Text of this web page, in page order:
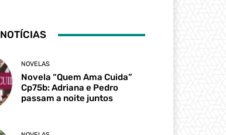
NOVELAS
Novela “Quem Ama Cuida”
Cp75b: Adriana e Pedro
passam a noite juntos